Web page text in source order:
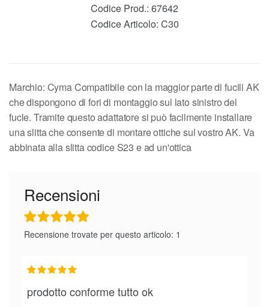
Codice Prod.: 67642
Codice Articolo: C30
Marchio: Cyma Compatibile con la maggior parte di fucili AK
che dispongono di fori di montaggio sul lato sinistro del
fucle. Tramite questo adattatore si può facilmente installare
una slitta che consente di montare ottiche sul vostro AK. Va
abbinata alla slitta codice S23 e ad un'ottica
Recensioni
Recensione trovate per questo articolo: 1
prodotto conforme tutto ok